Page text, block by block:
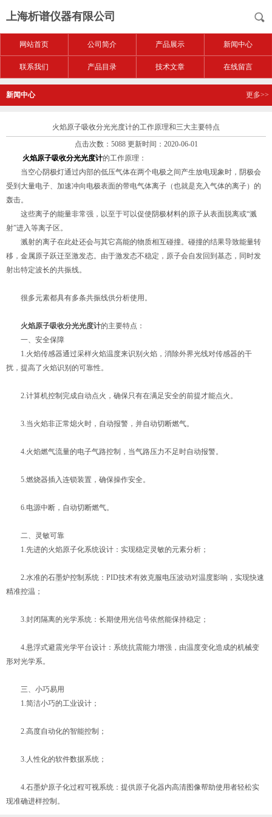
上海析谱仪器有限公司
网站首页 公司简介 产品展示 新闻中心
联系我们 产品目录 技术文章 在线留言
新闻中心 更多>>
火焰原子吸收分光光度计的工作原理和三大主要特点
点击次数：5088 更新时间：2020-06-01
火焰原子吸收分光光度计的工作原理：
当空心阴极灯通过内部的低压气体在两个电极之间产生放电现象时，阴极会
受到大量电子、加速冲向电极表面的带电气体离子（也就是充入气体的离子）的
轰击。
这些离子的能量非常强，以至于可以促使阴极材料的原子从表面脱离或“溅
射”进入等离子区。
溅射的离子在此处还会与其它高能的物质相互碰撞。碰撞的结果导致能量转
移，金属原子跃迁至激发态。由于激发态不稳定，原子会自发回到基态，同时发
射出特定波长的共振线。
很多元素都具有多条共振线供分析使用。
火焰原子吸收分光光度计的主要特点：
一、安全保障
1.火焰传感器通过采样火焰温度来识别火焰，消除外界光线对传感器的干
扰，提高了火焰识别的可靠性。
2.计算机控制完成自动点火，确保只有在满足安全的前提才能点火。
3.当火焰非正常熄火时，自动报警，并自动切断燃气。
4.火焰燃气流量的电子气路控制，当气路压力不足时自动报警。
5.燃烧器插入连锁装置，确保操作安全。
6.电源中断，自动切断燃气。
二、灵敏可靠
1.先进的火焰原子化系统设计：实现稳定灵敏的元素分析；
2.水准的石墨炉控制系统：PID技术有效克服电压波动对温度影响，实现快速
精准控温；
3.封闭隔离的光学系统：长期使用光信号依然能保持稳定；
4.悬浮式避震光学平台设计：系统抗震能力增强，由温度变化造成的机械变
形对光学系。
三、小巧易用
1.简洁小巧的工业设计；
2.高度自动化的智能控制；
3.人性化的软件数据系统；
4.石墨炉原子化过程可视系统：提供原子化器内高清图像帮助使用者轻松实
现准确进样控制。